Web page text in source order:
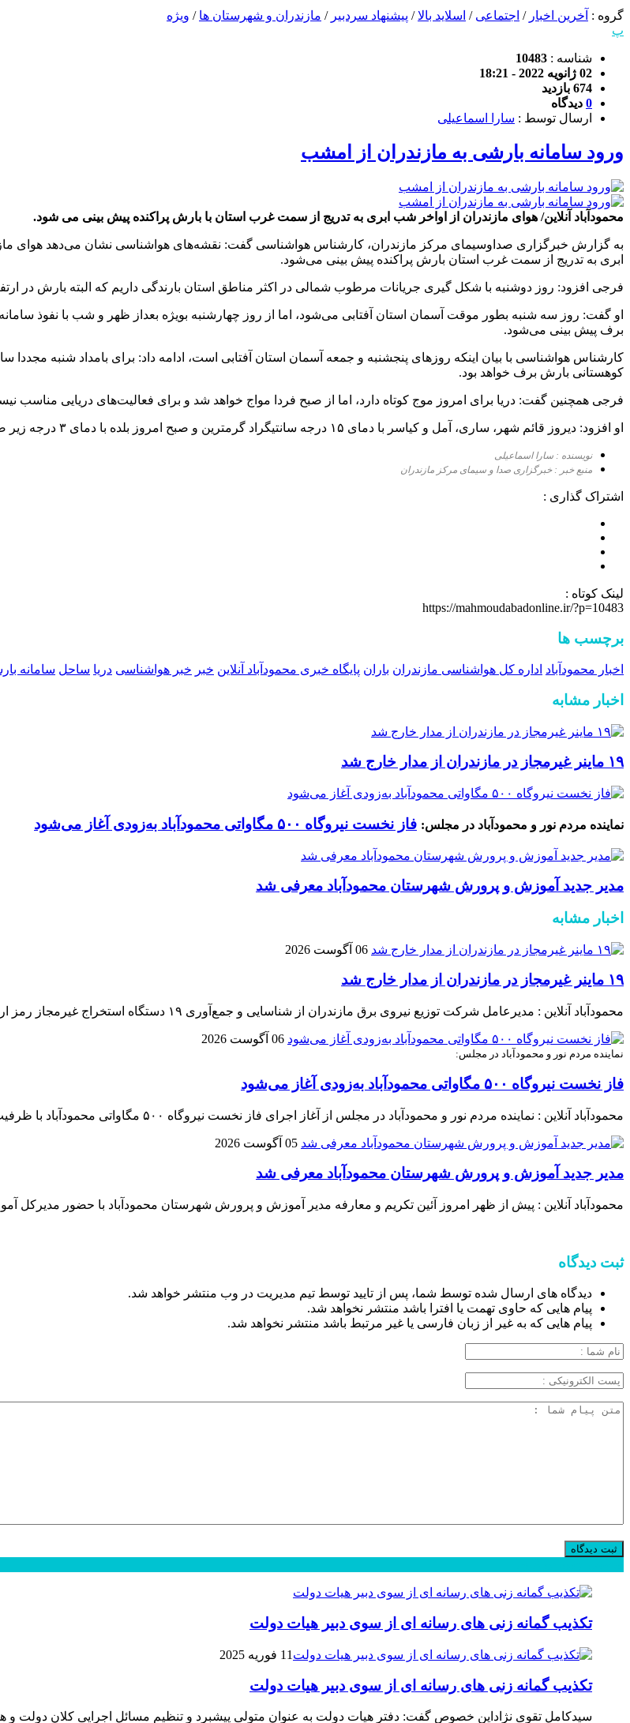
گروه : آخرین اخبار / اجتماعی / اسلاید بالا/ پیشنهاد سردبیر / مازندران و شهرستان ها / ویژه
پ
شناسه : 10483
02 ژانویه 2022 - 18:21
674 بازدید
0 دیدگاه
ارسال توسط : سارا اسماعیلی
ورود سامانه بارشی به مازندران از امشب
محمودآباد آنلاین/ هوای مازندران از اواخر شب ابری به تدریج از سمت غرب استان با بارش پراکنده پیش بینی می شود.
ابری به تدریج از سمت غرب استان بارش پراکنده پیش بینی می‌شود.
فرجی افزود: روز دوشنبه با شکل گیری جریانات مرطوب شمالی در اکثر مناطق استان بارندگی داریم که البته بارش در
او گفت: روز سه شنبه بطور موقت آسمان استان آفتابی می‌شود، اما از روز چهارشنبه بویژه بعداز ظهر و شب با نفوذ
برف پیش بینی می‌شود.
کارشناس هواشناسی با بیان اینکه روز‌های پنجشنبه و جمعه آسمان استان آفتابی است، ادامه داد: برای بامداد شنبه
کوهستانی بارش برف خواهد بود.
فرجی همچنین گفت: دریا برای امروز موج کوتاه دارد، اما از صبح فردا مواج خواهد شد و برای فعالیت‌های دریایی مناسب
او افزود: دیروز قائم شهر، ساری، آمل و کیاسر با دمای ۱۵ درجه سانتیگراد گرمترین و صبح امروز بلده با دمای ۳ درجه زیر صفر سردترین نقطه استان بودند.
نویسنده : سارا اسماعیلی
منبع خبر : خبرگزاری صدا و سیمای مرکز مازندران
اشتراک گذاری :
لینک کوتاه :
https://mahmoudabadonline.ir/?p=10483
برچسب ها
اخبار محمودآباد اداره کل هواشناسی مازندران باران پایگاه خبری محمودآباد آنلاین خبر خبر هواشناسی دریا ساحل سامانه
اخبار مشابه
۱۹ ماینر غیرمجاز در مازندران از مدار خارج شد
نماینده مردم نور و محمودآباد در مجلس: فاز نخست نیروگاه ۵۰۰ مگاواتی محمودآباد به‌زودی آغاز می‌شود
مدیر جدید آموزش و پرورش شهرستان محمودآباد معرفی شد
اخبار مشابه
06 آگوست 2026
۱۹ ماینر غیرمجاز در مازندران از مدار خارج شد
محمودآباد آنلاین : مدیرعامل شرکت توزیع نیروی برق مازندران از شناسایی و جمع‌آوری ۱۹ دستگاه استخراج غیرمجاز رمز ارز در نیمه نخست مردادماه خبر داد .
06 آگوست 2026
نماینده مردم نور و محمودآباد در مجلس:
فاز نخست نیروگاه ۵۰۰ مگاواتی محمودآباد به‌زودی آغاز می‌شود
محمودآباد آنلاین : نماینده مردم نور و محمودآباد در مجلس از آغاز اجرای فاز نخست نیروگاه ۵۰۰ مگاواتی محمودآباد با ظرفیت ۱۸۰ مگاوات خبر داد و گفت: این پروژه به زودی شروع می‌شود.
05 آگوست 2026
مدیر جدید آموزش و پرورش شهرستان محمودآباد معرفی شد
محمودآباد آنلاین : پیش از ظهر امروز آئین تکریم و معارفه مدیر آموزش و پرورش شهرستان محمودآباد با حضور
ثبت دیدگاه
دیدگاه های ارسال شده توسط شما، پس از تایید توسط تیم مدیریت در وب منتشر خواهد شد.
پیام هایی که حاوی تهمت یا افترا باشد منتشر نخواهد شد.
پیام هایی که به غیر از زبان فارسی یا غیر مرتبط باشد منتشر نخواهد شد.
تکذیب گمانه زنی های رسانه ای از سوی دبیر هیات دولت
11 فوریه 2025
تکذیب گمانه زنی های رسانه ای از سوی دبیر هیات دولت
سیدکامل تقوی نژاداین خصوص گفت: دفتر هیات دولت به عنوان متولی پیشبرد و تنظیم مسائل اجرایی کلان دولت و